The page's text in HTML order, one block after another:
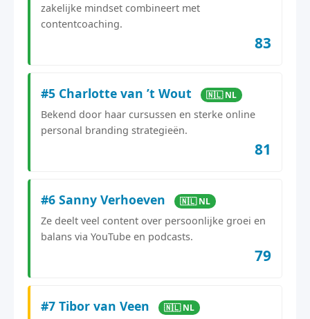
zakelijke mindset combineert met
contentcoaching.
83
#5 Charlotte van ’t Wout 🇳🇱 NL
Bekend door haar cursussen en sterke online
personal branding strategieën.
81
#6 Sanny Verhoeven 🇳🇱 NL
Ze deelt veel content over persoonlijke groei en
balans via YouTube en podcasts.
79
#7 Tibor van Veen 🇳🇱 NL